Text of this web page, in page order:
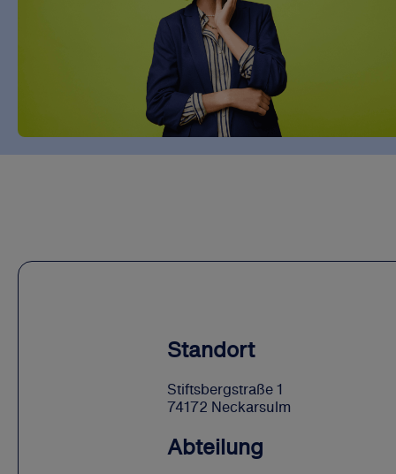
Standort
Stiftsbergstraße 1
74172 Neckarsulm
Abteilung